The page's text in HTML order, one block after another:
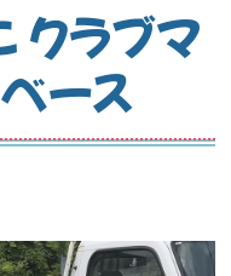
クラブマ
ース